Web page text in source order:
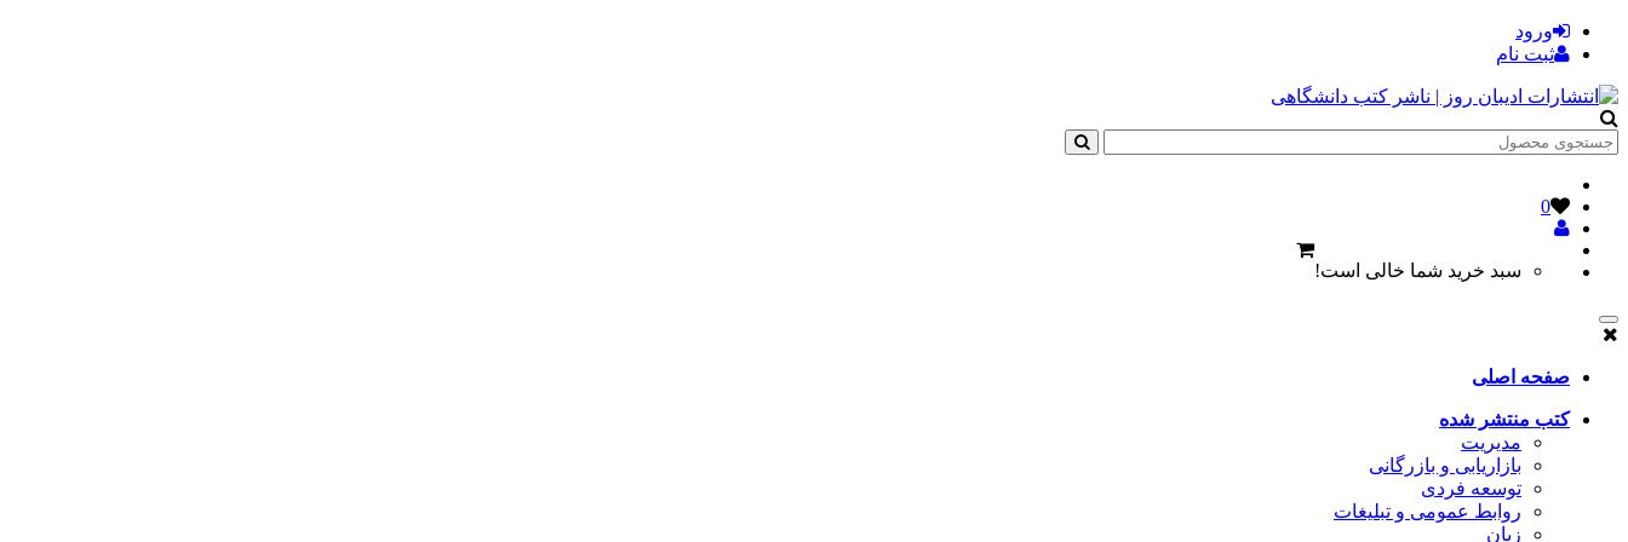
ورود
ثبت نام
0
سبد خرید شما خالی است!
صفحه اصلی
کتب منتشر شده
مدیریت
بازاریابی و بازرگانی
توسعه فردی
روابط عمومی و تبلیغات
زبان